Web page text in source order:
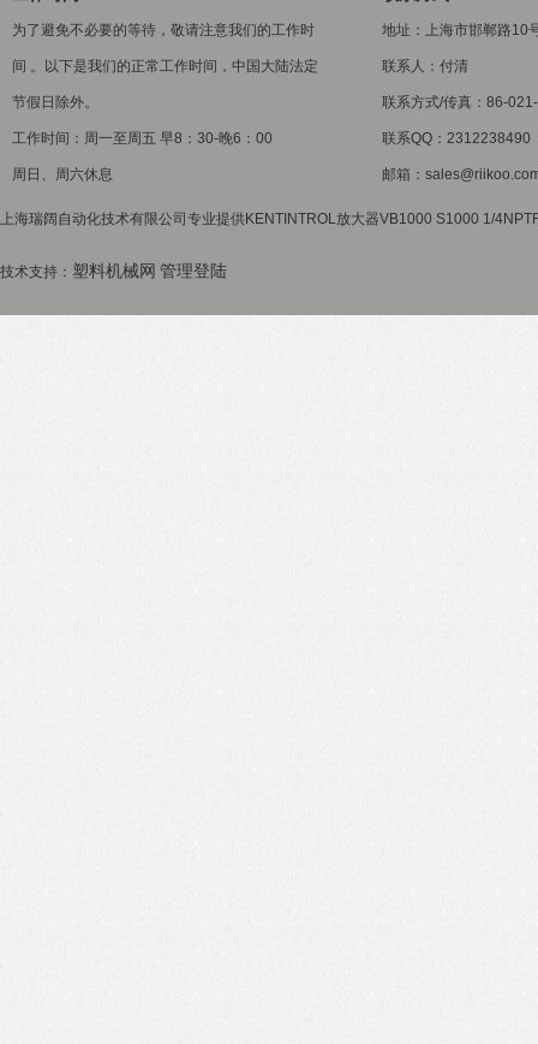
为了避免不必要的等待，敬请注意我们的工作时
间 。以下是我们的正常工作时间，中国大陆法定
节假日除外。
工作时间：周一至周五 早8：30-晚6：00
周日、周六休息
地址：上海市邯郸路10
联系人：付清
联系方式/传真：86-
联系QQ：2312238490
邮箱：
上海瑞阔自动化技术有限公司专业提供KENTINTROL放大器VB1000 S1000 1/
技术支持： 塑料机械网 管理登陆